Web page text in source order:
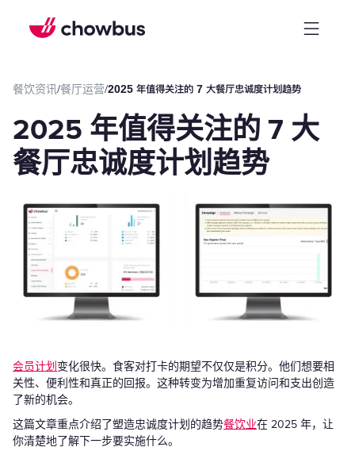
餐饮资讯/餐厅运营/2025 年值得关注的 7 大餐厅忠诚度计划趋势
2025 年值得关注的 7 大
餐厅忠诚度计划趋势
会员计划 变化很快。食客对打卡的期望不仅仅是积分。他们想要相
关性、便利性和真正的回报。这种转变为增加重复访问和支出创造
了新的机会。
这篇文章重点介绍了塑造忠诚度计划的趋势餐饮业在 2025 年，让
你清楚地了解下一步要实施什么。